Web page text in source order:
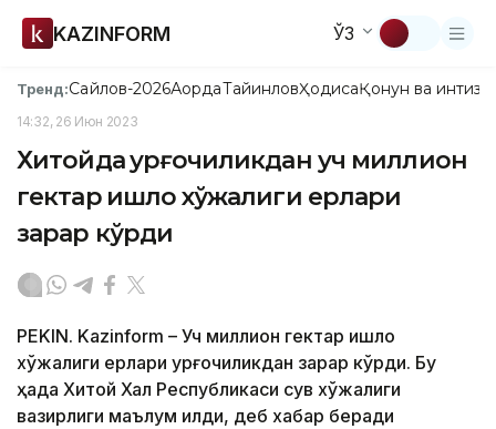
KAZINFORM ЎЗ
Тренд:Сайлов-2026АқордаТайинловҲодисаҚонун ва
14:32, 26 Июн 2023
Хитойда қурғоқчиликдан уч миллион
гектар қишлоқ хўжалиги ерлари
зарар кўрди
PEKIN. Kazinform – Уч миллион гектар қишлоқ
хўжалиги ерлари қурғоқчиликдан зарар кўрди. Бу
ҳақда Хитой Халқ Республикаси сув хўжалиги
вазирлиги маълум қилди, деб хабар беради